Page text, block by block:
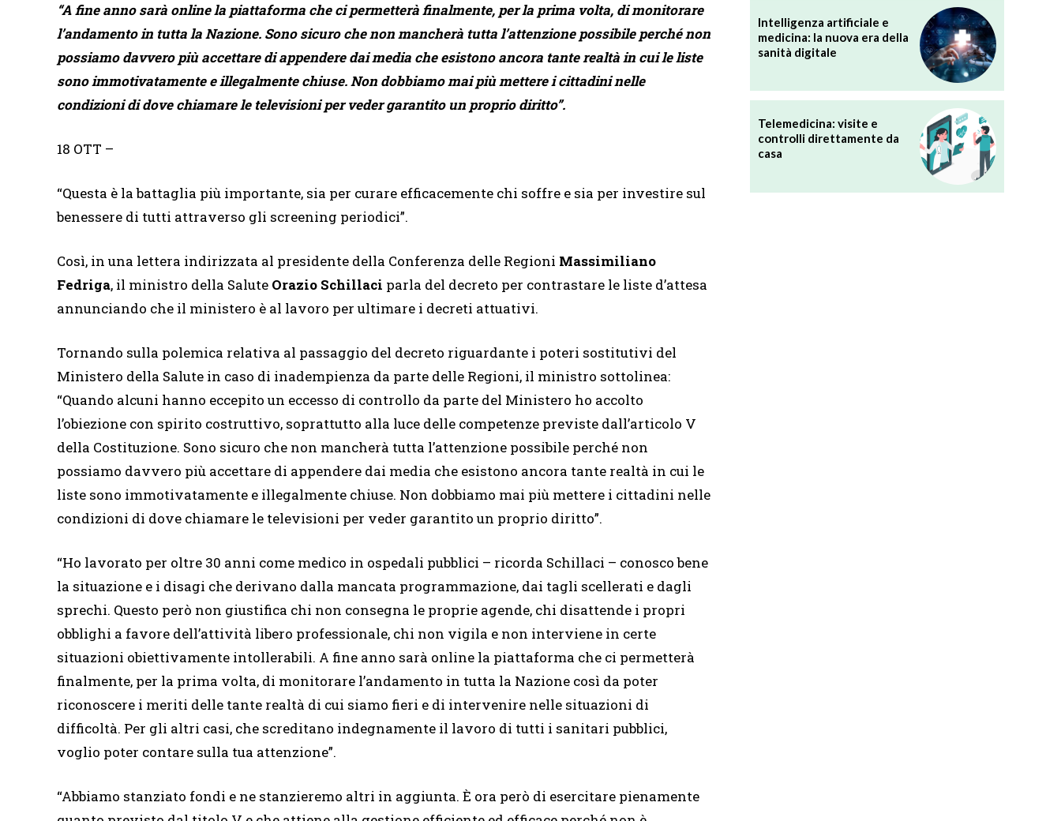
“A fine anno sarà online la piattaforma che ci permetterà finalmente, per la prima volta, di monitorare
l’andamento in tutta la Nazione. Sono sicuro che non mancherà tutta l’attenzione possibile perché non
possiamo davvero più accettare di appendere dai media che esistono ancora tante realtà in cui le liste
sono immotivatamente e illegalmente chiuse. Non dobbiamo mai più mettere i cittadini nelle
condizioni di dove chiamare le televisioni per veder garantito un proprio diritto”.
18 OTT –
“Questa è la battaglia più importante, sia per curare efficacemente chi soffre e sia per investire sul
benessere di tutti attraverso gli screening periodici”.
Così, in una lettera indirizzata al presidente della Conferenza delle Regioni Massimiliano
Fedriga, il ministro della Salute Orazio Schillaci parla del decreto per contrastare le liste d’attesa
annunciando che il ministero è al lavoro per ultimare i decreti attuativi.
Tornando sulla polemica relativa al passaggio del decreto riguardante i poteri sostitutivi del
Ministero della Salute in caso di inadempienza da parte delle Regioni, il ministro sottolinea:
“Quando alcuni hanno eccepito un eccesso di controllo da parte del Ministero ho accolto
l’obiezione con spirito costruttivo, soprattutto alla luce delle competenze previste dall’articolo V
della Costituzione. Sono sicuro che non mancherà tutta l’attenzione possibile perché non
possiamo davvero più accettare di appendere dai media che esistono ancora tante realtà in cui le
liste sono immotivatamente e illegalmente chiuse. Non dobbiamo mai più mettere i cittadini nelle
condizioni di dove chiamare le televisioni per veder garantito un proprio diritto”.
“Ho lavorato per oltre 30 anni come medico in ospedali pubblici – ricorda Schillaci – conosco bene
la situazione e i disagi che derivano dalla mancata programmazione, dai tagli scellerati e dagli
sprechi. Questo però non giustifica chi non consegna le proprie agende, chi disattende i propri
obblighi a favore dell’attività libero professionale, chi non vigila e non interviene in certe
situazioni obiettivamente intollerabili. A fine anno sarà online la piattaforma che ci permetterà
finalmente, per la prima volta, di monitorare l’andamento in tutta la Nazione così da poter
riconoscere i meriti delle tante realtà di cui siamo fieri e di intervenire nelle situazioni di
difficoltà. Per gli altri casi, che screditano indegnamente il lavoro di tutti i sanitari pubblici,
voglio poter contare sulla tua attenzione”.
“Abbiamo stanziato fondi e ne stanzieremo altri in aggiunta. È ora però di esercitare pienamente
Intelligenza artificiale e
medicina: la nuova era della
sanità digitale
Telemedicina: visite e
controlli direttamente da
casa